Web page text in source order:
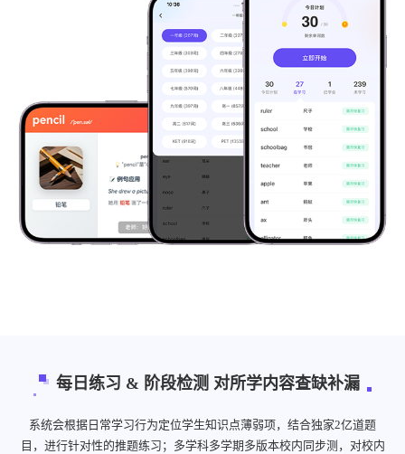
每日练习 & 阶段检测 对所学内容查缺补漏
系统会根据日常学习行为定位学生知识点薄弱项，结合独家2亿道题
目，进行针对性的推题练习；多学科多学期多版本校内同步测，对校内